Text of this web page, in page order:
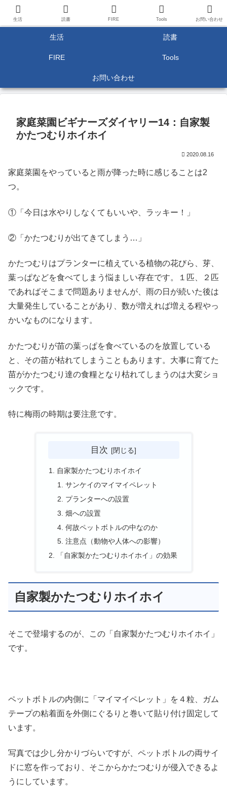
生活 読書
FIRE Tools
お問い合わせ
家庭菜園ビギナーズダイヤリー14：自家製
かたつむりホイホイ
2020.08.16
家庭菜園をやっていると雨が降った時に感じることは2
つ。
①「今日は水やりしなくてもいいや、ラッキー！」
②「かたつむりが出てきてしまう…」
かたつむりはプランターに植えている植物の花びら、芽、
葉っぱなどを食べてしまう悩ましい存在です。１匹、２匹
であればそこまで問題ありませんが、雨の日が続いた後は
大量発生していることがあり、数が増えれば増える程やっ
かいなものになります。
かたつむりが苗の葉っぱを食べているのを放置している
と、その苗が枯れてしまうこともあります。大事に育てた
苗がかたつむり達の食糧となり枯れてしまうのは大変ショ
ックです。
特に梅雨の時期は要注意です。
目次
自家製かたつむりホイホイ
サンケイのマイマイペレット
プランターへの設置
畑への設置
何故ペットボトルの中なのか
注意点（動物や人体への影響）
「自家製かたつむりホイホイ」の効果
自家製かたつむりホイホイ
そこで登場するのが、この「自家製かたつむりホイホイ」
です。
ペットボトルの内側に「マイマイペレット」を４粒、ガム
テープの粘着面を外側にぐるりと巻いて貼り付け固定して
います。
写真では少し分かりづらいですが、ペットボトルの両サイ
ドに窓を作っており、そこからかたつむりが侵入できるよ
うにしています。
生活 読書 FIRE Tools お問い合わせ